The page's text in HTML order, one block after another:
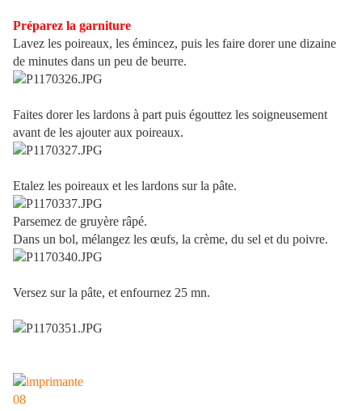
Préparez la garniture
Lavez les poireaux, les émincez, puis les faire dorer une dizaine
de minutes dans un peu de beurre.
Faites dorer les lardons à part puis égouttez les soigneusement
avant de les ajouter aux poireaux.
Etalez les poireaux et les lardons sur la pâte.
Parsemez de gruyère râpé.
Dans un bol, mélangez les œufs, la crème, du sel et du poivre.
Versez sur la pâte, et enfournez 25 mn.